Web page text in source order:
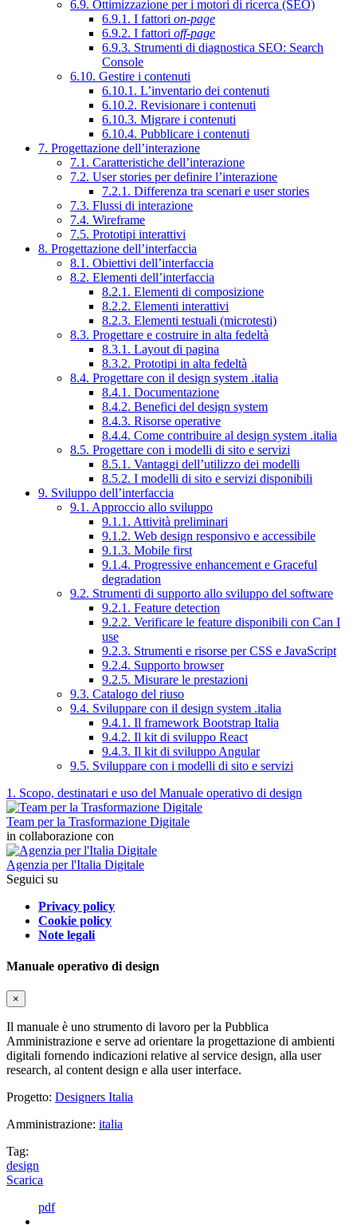
6.9. Ottimizzazione per i motori di ricerca (SEO)
6.9.1. I fattori on-page
6.9.2. I fattori off-page
6.9.3. Strumenti di diagnostica SEO: Search
Console
6.10. Gestire i contenuti
6.10.1. L’inventario dei contenuti
6.10.2. Revisionare i contenuti
6.10.3. Migrare i contenuti
6.10.4. Pubblicare i contenuti
7. Progettazione dell’interazione
7.1. Caratteristiche dell’interazione
7.2. User stories per definire l’interazione
7.2.1. Differenza tra scenari e user stories
7.3. Flussi di interazione
7.4. Wireframe
7.5. Prototipi interattivi
8. Progettazione dell’interfaccia
8.1. Obiettivi dell’interfaccia
8.2. Elementi dell’interfaccia
8.2.1. Elementi di composizione
8.2.2. Elementi interattivi
8.2.3. Elementi testuali (microtesti)
8.3. Progettare e costruire in alta fedeltà
8.3.1. Layout di pagina
8.3.2. Prototipi in alta fedeltà
8.4. Progettare con il design system .italia
8.4.1. Documentazione
8.4.2. Benefici del design system
8.4.3. Risorse operative
8.4.4. Come contribuire al design system .italia
8.5. Progettare con i modelli di sito e servizi
8.5.1. Vantaggi dell’utilizzo dei modelli
8.5.2. I modelli di sito e servizi disponibili
9. Sviluppo dell’interfaccia
9.1. Approccio allo sviluppo
9.1.1. Attività preliminari
9.1.2. Web design responsivo e accessibile
9.1.3. Mobile first
9.1.4. Progressive enhancement e Graceful
degradation
9.2. Strumenti di supporto allo sviluppo del software
9.2.1. Feature detection
9.2.2. Verificare le feature disponibili con Can I
use
9.2.3. Strumenti e risorse per CSS e JavaScript
9.2.4. Supporto browser
9.2.5. Misurare le prestazioni
9.3. Catalogo del riuso
9.4. Sviluppare con il design system .italia
9.4.1. Il framework Bootstrap Italia
9.4.2. Il kit di sviluppo React
9.4.3. Il kit di sviluppo Angular
9.5. Sviluppare con i modelli di sito e servizi
1. Scopo, destinatari e uso del Manuale operativo di design
Team per la Trasformazione Digitale
in collaborazione con
Agenzia per l'Italia Digitale
Seguici su
Privacy policy
Cookie policy
Note legali
Manuale operativo di design
×
Il manuale è uno strumento di lavoro per la Pubblica
Amministrazione e serve ad orientare la progettazione di ambienti
digitali fornendo indicazioni relative al service design, alla user
research, al content design e alla user interface.
Progetto: Designers Italia
Amministrazione: italia
Tag:
design
Scarica
pdf